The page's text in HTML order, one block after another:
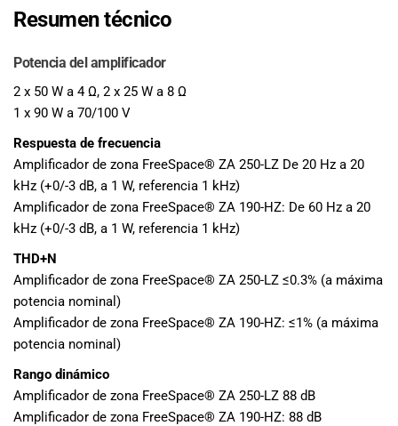
Resumen técnico
Potencia del amplificador
2 x 50 W a 4 Ω, 2 x 25 W a 8 Ω
1 x 90 W a 70/100 V
Respuesta de frecuencia
Amplificador de zona FreeSpace® ZA 250-LZ De 20 Hz a 20
kHz (+0/-3 dB, a 1 W, referencia 1 kHz)
Amplificador de zona FreeSpace® ZA 190-HZ: De 60 Hz a 20
kHz (+0/-3 dB, a 1 W, referencia 1 kHz)
THD+N
Amplificador de zona FreeSpace® ZA 250-LZ ≤0.3% (a máxima
potencia nominal)
Amplificador de zona FreeSpace® ZA 190-HZ: ≤1% (a máxima
potencia nominal)
Rango dinámico
Amplificador de zona FreeSpace® ZA 250-LZ 88 dB
Amplificador de zona FreeSpace® ZA 190-HZ: 88 dB